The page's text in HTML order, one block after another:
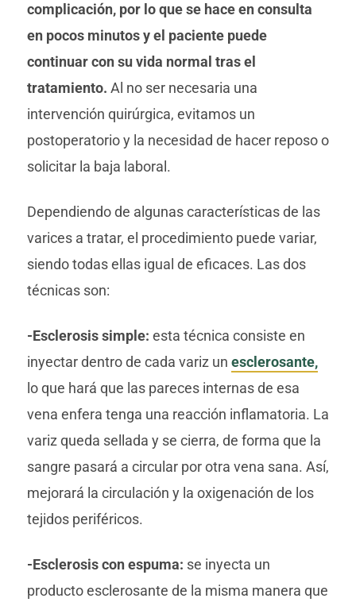
complicación, por lo que se hace en consulta
en pocos minutos y el paciente puede
continuar con su vida normal tras el
tratamiento. Al no ser necesaria una
intervención quirúrgica, evitamos un
postoperatorio y la necesidad de hacer reposo o
solicitar la baja laboral.
Dependiendo de algunas características de las
varices a tratar, el procedimiento puede variar,
siendo todas ellas igual de eficaces. Las dos
técnicas son:
-Esclerosis simple: esta técnica consiste en
inyectar dentro de cada variz un esclerosante,
lo que hará que las pareces internas de esa
vena enfera tenga una reacción inflamatoria. La
variz queda sellada y se cierra, de forma que la
sangre pasará a circular por otra vena sana. Así,
mejorará la circulación y la oxigenación de los
tejidos periféricos.
-Esclerosis con espuma: se inyecta un
producto esclerosante de la misma manera que